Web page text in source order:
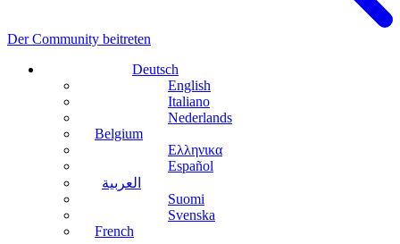
Der Community beitreten
Deutsch
English
Italiano
Nederlands
Belgium
Ελληνικα
Español
العربية
Suomi
Svenska
French